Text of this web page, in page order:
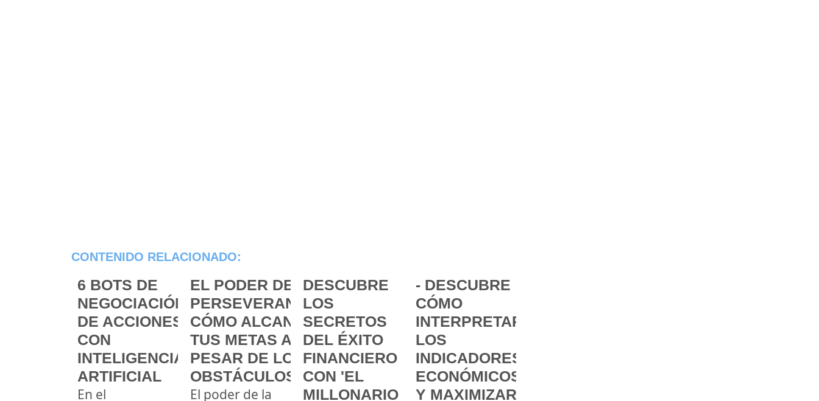
CONTENIDO RELACIONADO:
6 BOTS DE
NEGOCIACIÓN
DE ACCIONES
CON
INTELIGENCIA
ARTIFICIAL
En el
EL PODER DE LA
PERSEVERANCIA:
CÓMO ALCANZAR
TUS METAS A
PESAR DE LOS
OBSTÁCULOS
El poder de la
DESCUBRE
LOS
SECRETOS
DEL ÉXITO
FINANCIERO
CON 'EL
MILLONARIO
- DESCUBRE
CÓMO
INTERPRETAR
LOS
INDICADORES
ECONÓMICOS
Y MAXIMIZAR